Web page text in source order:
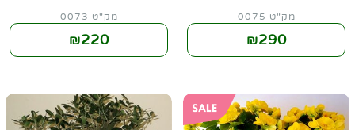
מק"ט 0075
₪290
מק"ט 0073
₪220